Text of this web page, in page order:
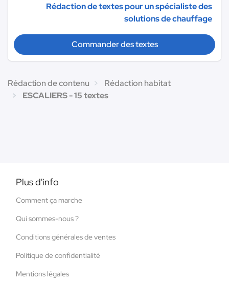
Rédaction de textes pour un spécialiste des
solutions de chauffage
Commander des textes
Rédaction de contenu
Rédaction habitat
ESCALIERS - 15 textes
Plus d'info
Comment ça marche
Qui sommes-nous ?
Conditions générales de ventes
Politique de confidentialité
Mentions légales